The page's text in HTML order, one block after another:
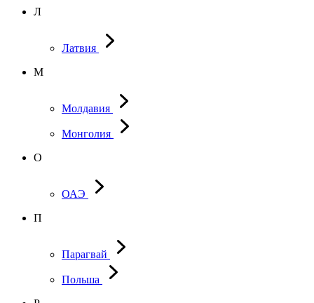
Л
Латвия
М
Молдавия
Монголия
О
ОАЭ
П
Парагвай
Польша